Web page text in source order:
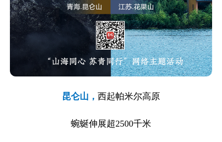
昆仑山， 西起帕米尔高原
蜿蜒伸展超2500千米